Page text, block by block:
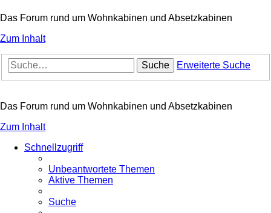
Das Forum rund um Wohnkabinen und Absetzkabinen
Zum Inhalt
Suche Erweiterte Suche
Das Forum rund um Wohnkabinen und Absetzkabinen
Zum Inhalt
Schnellzugriff
Unbeantwortete Themen
Aktive Themen
Suche